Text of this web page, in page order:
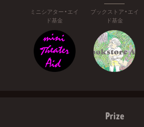
ミニシアター・エイ
ド基金
ブックストア・エイ
ド基金
Prize